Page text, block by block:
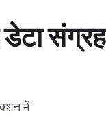
डेटा संग्रह
में